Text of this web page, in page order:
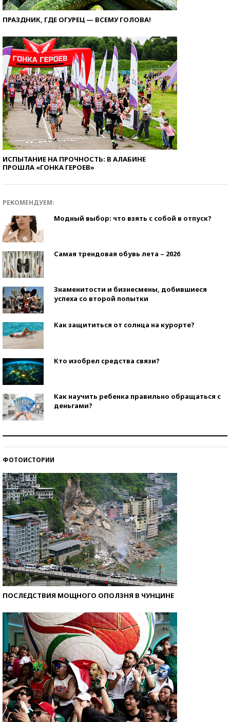
ПРАЗДНИК, ГДЕ ОГУРЕЦ — ВСЕМУ ГОЛОВА!
ИСПЫТАНИЕ НА ПРОЧНОСТЬ: В АЛАБИНЕ
ПРОШЛА «ГОНКА ГЕРОЕВ»
РЕКОМЕНДУЕМ:
Модный выбор: что взять с собой в отпуск?
Самая трендовая обувь лета – 2026
Знаменитости и бизнесмены, добившиеся
успеха со второй попытки
Как защититься от солнца на курорте?
Кто изобрел средства связи?
Как научить ребенка правильно обращаться с
деньгами?
ФОТОИСТОРИИ
ПОСЛЕДСТВИЯ МОЩНОГО ОПОЛЗНЯ В ЧУНЦИНЕ